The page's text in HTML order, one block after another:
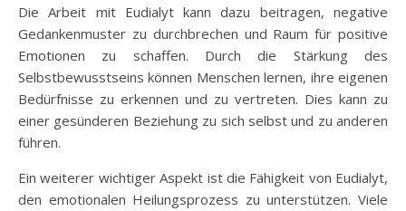
Die Arbeit mit Eudialyt kann dazu beitragen, negative
Gedankenmuster zu durchbrechen und Raum für positive
Emotionen zu schaffen. Durch die Stärkung des
Selbstbewusstseins können Menschen lernen, ihre eigenen
Bedürfnisse zu erkennen und zu vertreten. Dies kann zu
einer gesünderen Beziehung zu sich selbst und zu anderen
führen.
Ein weiterer wichtiger Aspekt ist die Fähigkeit von Eudialyt,
den emotionalen Heilungsprozess zu unterstützen. Viele